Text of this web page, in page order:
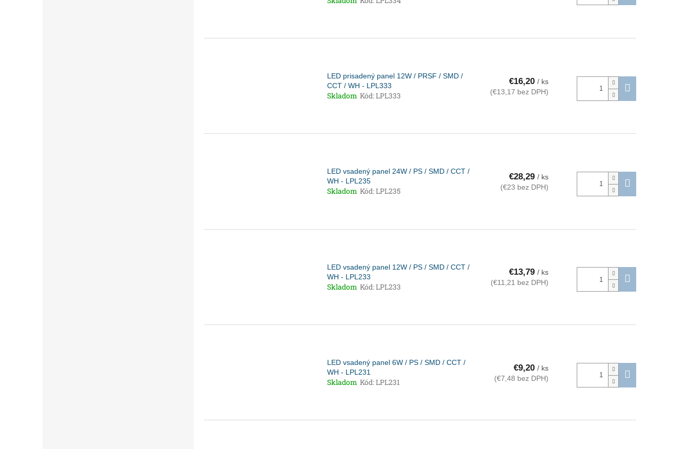
LED prisadený panel 12W / PRSF / SMD /
CCT / WH - LPL333
Skladom Kód:LPL333
€16,20/ ks
(€13,17 bez DPH)
LED vsadený panel 24W / PS / SMD / CCT /
WH - LPL235
Skladom Kód:LPL235
€28,29/ ks
(€23 bez DPH)
LED vsadený panel 12W / PS / SMD / CCT /
WH - LPL233
Skladom Kód:LPL233
€13,79/ ks
(€11,21 bez DPH)
LED vsadený panel 6W / PS / SMD / CCT /
WH - LPL231
Skladom Kód:LPL231
€9,20/ ks
(€7,48 bez DPH)